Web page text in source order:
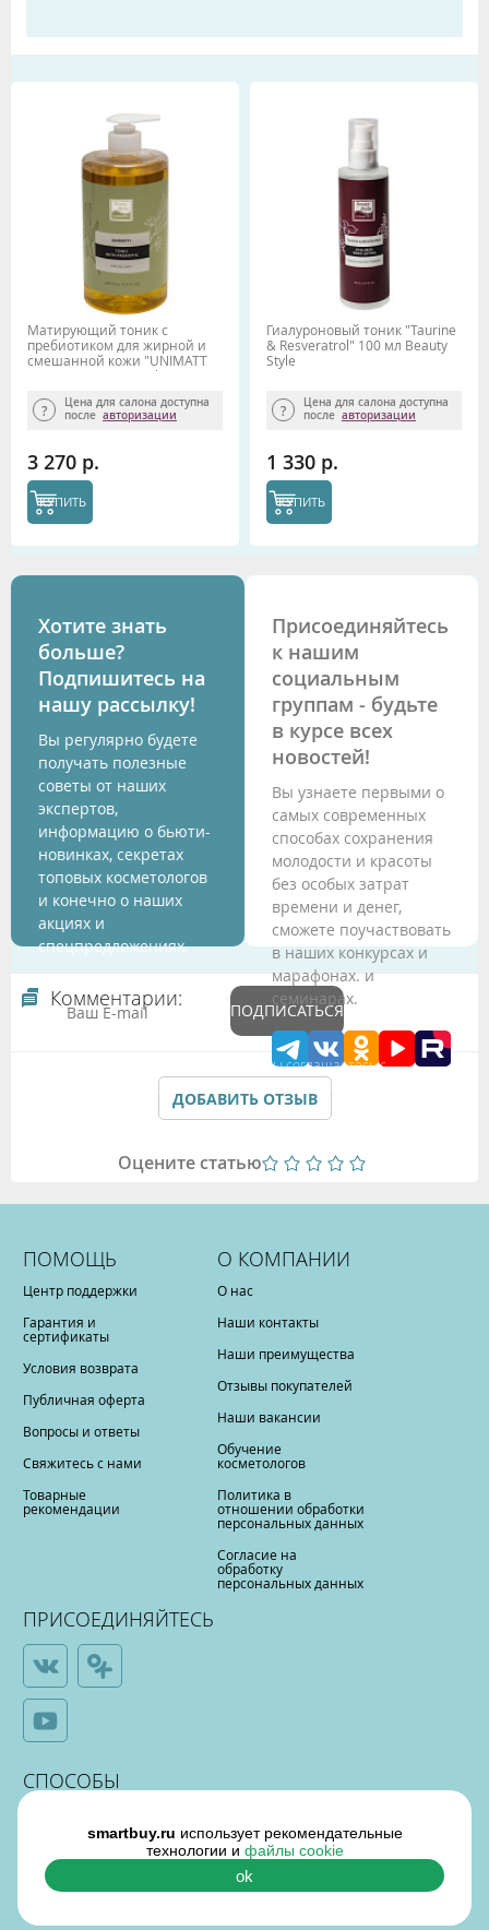
Матирующий тоник с
пребиотиком для жирной и
смешанной кожи "UNIMATT
+" 460 мл Beauty Style
Цена для салона доступна
после авторизации
3 270 р.
КУПИТЬ
Гиалуроновый тоник "Taurine
& Resveratrol" 100 мл Beauty
Style
Цена для салона доступна
после авторизации
1 330 р.
КУПИТЬ
Хотите знать
больше?
Подпишитесь на
нашу рассылку!
Вы регулярно будете
получать полезные
советы от наших
экспертов,
информацию о бьюти-
новинках, секретах
топовых косметологов
и конечно о наших
акциях и
спецпредложениях.
ПОДПИСАТЬСЯ
Подтверждая данные формы Вы соглашаетесь с
Политикой обработки персональных данных
Присоединяйтесь
к нашим
социальным
группам - будьте
в курсе всех
новостей!
Вы узнаете первыми о
самых современных
способах сохранения
молодости и красоты
без особых затрат
времени и денег,
сможете поучаствовать
в наших конкурсах и
марафонах. и
семинарах.
Комментарии:
ДОБАВИТЬ ОТЗЫВ
Оцените статью
ПОМОЩЬ
Центр поддержки
Гарантия и
сертификаты
Условия возврата
Публичная оферта
Вопросы и ответы
Свяжитесь с нами
Товарные
рекомендации
О КОМПАНИИ
О нас
Наши контакты
Наши преимущества
Отзывы покупателей
Наши вакансии
Обучение
косметологов
Политика в
отношении обработки
персональных данных
Согласие на
обработку
персональных данных
ПРИСОЕДИНЯЙТЕСЬ
СПОСОБЫ
ОПЛАТЫ
smartbuy.ru использует рекомендательные
технологии и файлы cookie
ok